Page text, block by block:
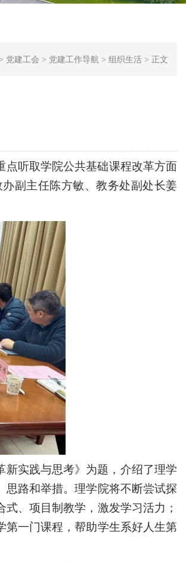
党建工会 > 党建工作导航 > 组织生活 > 正文
点听取学院公共基础课程改革方面
副主任陈方敏、教务处副处长姜
新实践与思考》为题，介绍了理学
思路和举措。理学院将不断尝试探
、项目制教学，激发学习活力；
一门课程，帮助学生系好人生第